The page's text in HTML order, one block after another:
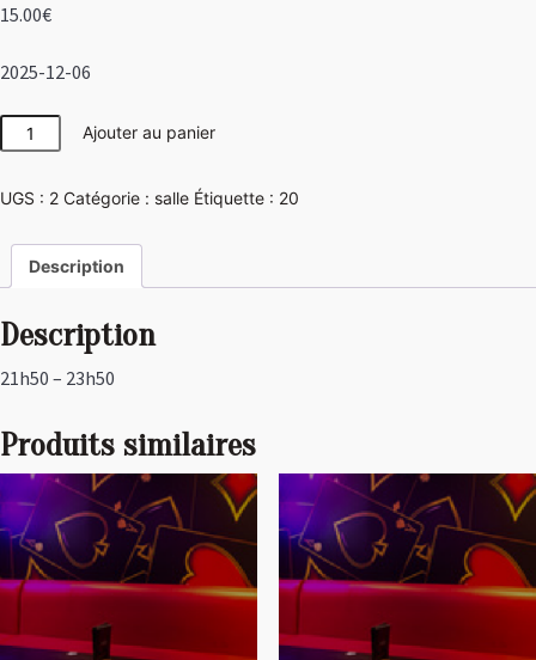
15.00€
2025-12-06
quantité
de
Vegas
Ajouter au panier
UGS : 2 Catégorie : salle Étiquette : 20
Description
Description
21h50 – 23h50
Produits similaires